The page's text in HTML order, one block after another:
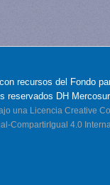
recursos del Fondo
reservados DH Mercosur
una Licencia Creative
CompartirIgual 4.0